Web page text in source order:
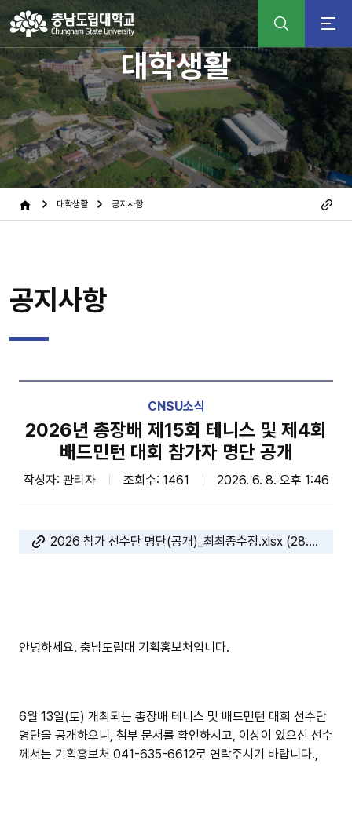
검
색
어
입
력
대학생활
대학생활 공지사항
공지사항
CNSU소식
2026년 총장배 제15회 테니스 및 제4회
배드민턴 대회 참가자 명단 공개
작성자: 관리자 조회수: 1461 2026. 6. 8. 오후 1:46
2026 참가 선수단 명단(공개)_최최종수정.xlsx (28.6kB)
안녕하세요. 충남도립대 기획홍보처입니다.
6월 13일(토) 개최되는 총장배 테니스 및 배드민턴 대회 선수단
명단을 공개하오니, 첨부 문서를 확인하시고, 이상이 있으신 선수
께서는 기획홍보처 041-635-6612로 연락주시기 바랍니다.,